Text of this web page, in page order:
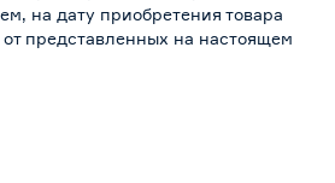
на дату приобретения товара
от представленных на настоящем